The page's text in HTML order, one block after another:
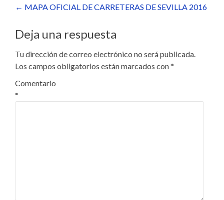
Navegación
de
entradas
← MAPA OFICIAL DE CARRETERAS DE SEVILLA 2016
Deja una respuesta
Tu dirección de correo electrónico no será publicada.
Los campos obligatorios están marcados con*
Comentario
*